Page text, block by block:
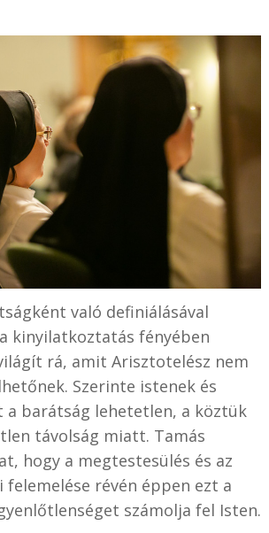
való definiálásával
kinyilatkoztatás fényében
rá, amit Arisztotelész nem
Szerinte istenek és
a barátság lehetetlen, a köztük
távolság miatt. Tamás
hogy a megtestesülés és az
felemelése révén éppen ezt a
számolja fel Isten.